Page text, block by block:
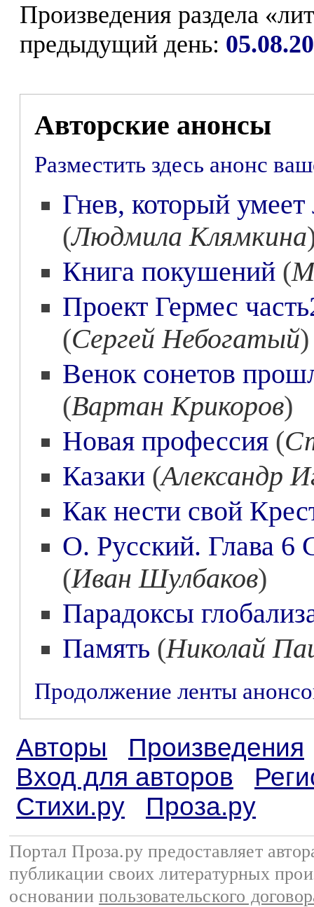
Произведения раздела
предыдущий день:
Авторские анонсы
Разместить здесь анонс
Гнев, который
(Людмила Клямкина
Книга покушений (
Проект Гермес
(Сергей Небогатый)
Венок сонетов
(Вартан Крикоров)
Новая профессия (
Казаки (Александр
Как нести свой
О. Русский. Глава 6
(Иван Шулбаков)
Парадоксы
Память (Николай
Продолжение ленты
Авторы
Произведения
Вход для авторов
Стихи.ру
Проза.ру
Портал Проза.ру предоставляет
публикации своих литературных
основании пользовательского